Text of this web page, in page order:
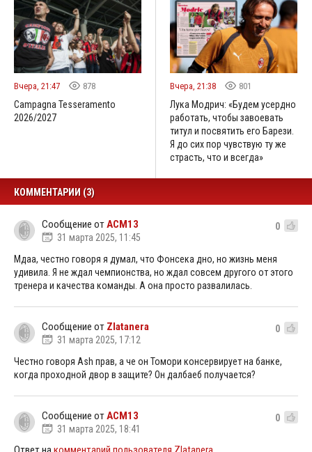
Вчера, 21:47 878
Campagna Tesseramento
2026/2027
Вчера, 21:38 801
Лука Модрич: «Будем усердно
работать, чтобы завоевать
титул и посвятить его Барези.
Я до сих пор чувствую ту же
страсть, что и всегда»
КОММЕНТАРИИ (3)
Сообщение отACM13
31 марта 2025, 11:45
0
Мдаа, честно говоря я думал, что Фонсека дно, но жизнь меня
удивила. Я не ждал чемпионства, но ждал совсем другого от этого
тренера и качества команды. А она просто развалилась.
Сообщение от Zlatanera
31 марта 2025, 17:12
0
Честно говоря Ash прав, а че он Томори консервирует на банке,
когда проходной двор в защите? Он далбаеб получается?
Сообщение отACM13
31 марта 2025, 18:41
0